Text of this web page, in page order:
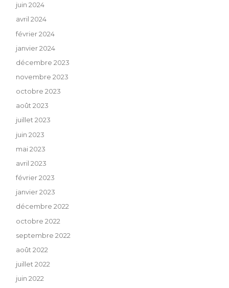
juin 2024
avril 2024
février 2024
janvier 2024
décembre 2023
novembre 2023
octobre 2023
août 2023
juillet 2023
juin 2023
mai 2023
avril 2023
février 2023
janvier 2023
décembre 2022
octobre 2022
septembre 2022
août 2022
juillet 2022
juin 2022